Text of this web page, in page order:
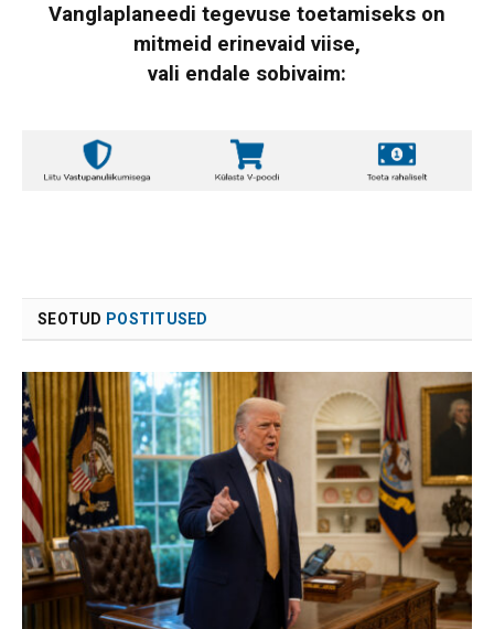
Vanglaplaneedi tegevuse toetamiseks on
mitmeid erinevaid viise,
vali endale sobivaim:
SEOTUD POSTITUSED